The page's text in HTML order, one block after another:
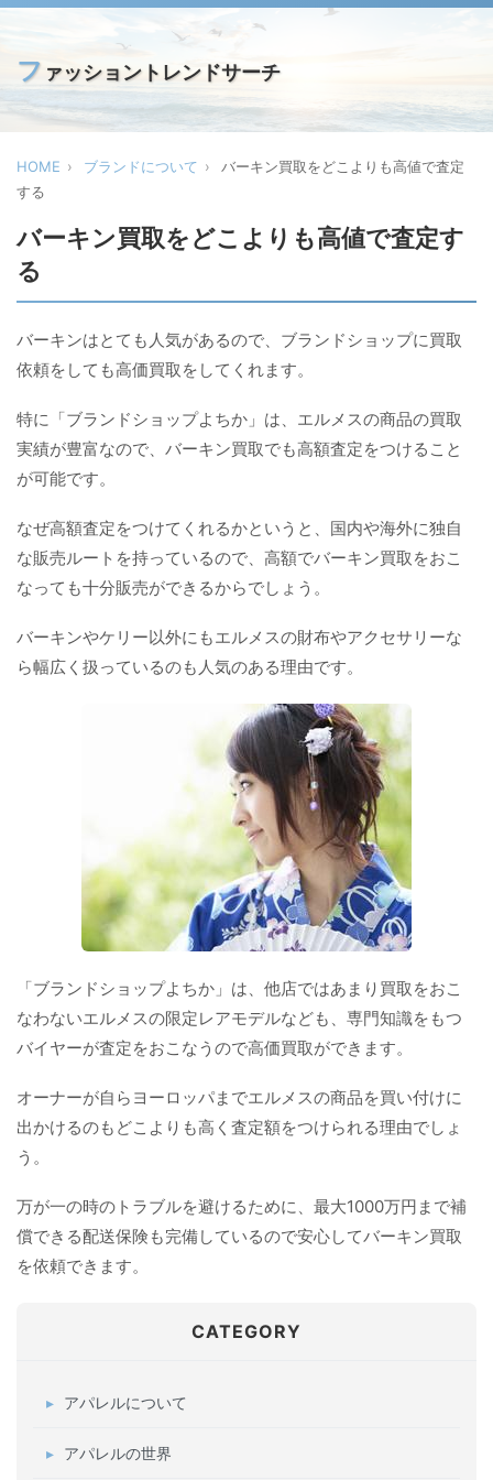
フ ァッショントレンドサーチ
HOME ブランドについて
バーキン買取をどこよりも高値で査定
する
バーキン買取をどこよりも高値で査定す
る
バーキンはとても人気があるので、ブランドショップに買取
依頼をしても高価買取をしてくれます。
特に「ブランドショップよちか」は、エルメスの商品の買取
実績が豊富なので、バーキン買取でも高額査定をつけること
が可能です。
なぜ高額査定をつけてくれるかというと、国内や海外に独自
な販売ルートを持っているので、高額でバーキン買取をおこ
なっても十分販売ができるからでしょう。
バーキンやケリー以外にもエルメスの財布やアクセサリーな
ら幅広く扱っているのも人気のある理由です。
「ブランドショップよちか」は、他店ではあまり買取をおこ
なわないエルメスの限定レアモデルなども、専門知識をもつ
バイヤーが査定をおこなうので高価買取ができます。
オーナーが自らヨーロッパまでエルメスの商品を買い付けに
出かけるのもどこよりも高く査定額をつけられる理由でしょ
う。
万が一の時のトラブルを避けるために、最大1000万円まで補
償できる配送保険も完備しているので安心してバーキン買取
を依頼できます。
CATEGORY
アパレルについて
アパレルの世界